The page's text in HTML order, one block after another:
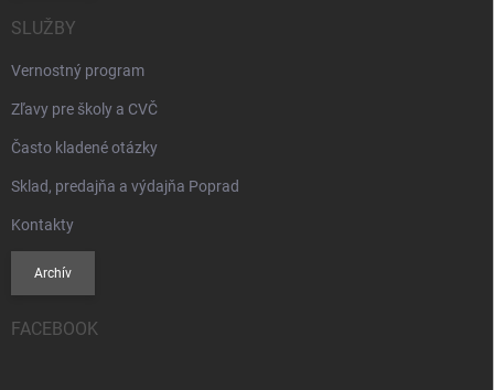
SLUŽBY
Vernostný program
Zľavy pre školy a CVČ
Často kladené otázky
Sklad, predajňa a výdajňa Poprad
Kontakty
Archív
FACEBOOK